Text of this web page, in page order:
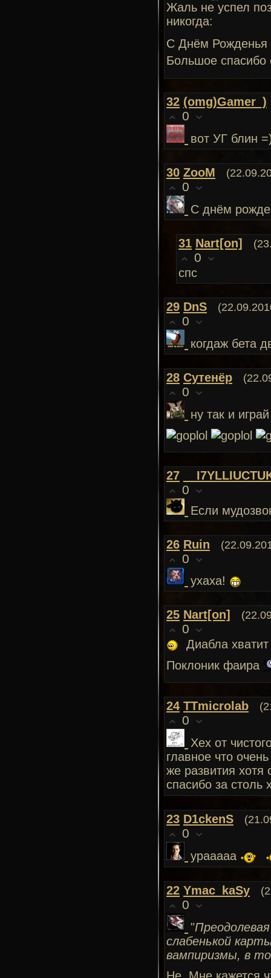
Жаль не успел
никогда:
С Днём Рожденья
Большое
32 (omg)Gamer_)
0
вот УГ блин
30 ZooM
0
С днём
31 Nart[on]
0
спс
29 DnS
0
когдаж бета
28 Сутенёр
0
ну так и
27
0
Если
26 Ruin
0
ухаха!
25 Nart[on]
0
Диабла
Поклоник фаира
24 TTmicrolab
0
Хех от
главное что
же развития
спасибо за
23 D1ckenS
0
урааааа
22 Ymac_kaSy
0
"
слабенькой
вампиризмы, в